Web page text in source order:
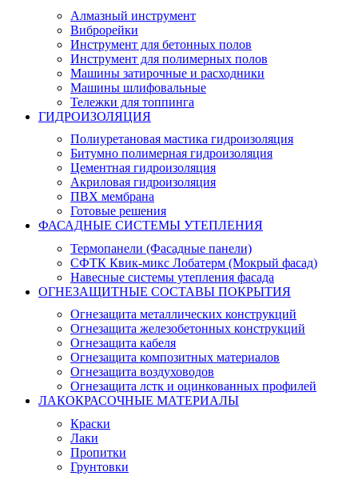
Алмазный инструмент
Виброрейки
Инструмент для бетонных полов
Инструмент для полимерных полов
Машины затирочные и расходники
Машины шлифовальные
Тележки для топпинга
ГИДРОИЗОЛЯЦИЯ
Полиуретановая мастика гидроизоляция
Битумно полимерная гидроизоляция
Цементная гидроизоляция
Акриловая гидроизоляция
ПВХ мембрана
Готовые решения
ФАСАДНЫЕ СИСТЕМЫ УТЕПЛЕНИЯ
Термопанели (Фасадные панели)
СФТК Квик-микс Лобатерм (Мокрый фасад)
Навесные системы утепления фасада
ОГНЕЗАЩИТНЫЕ СОСТАВЫ ПОКРЫТИЯ
Огнезащита металлических конструкций
Огнезащита железобетонных конструкций
Огнезащита кабеля
Огнезащита композитных материалов
Огнезащита воздуховодов
Огнезащита лстк и оцинкованных профилей
ЛАКОКРАСОЧНЫЕ МАТЕРИАЛЫ
Краски
Лаки
Пропитки
Грунтовки